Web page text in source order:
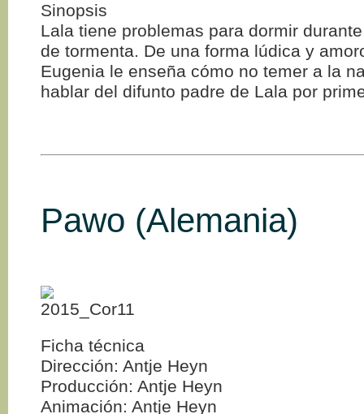
Sinopsis
Lala tiene problemas para dormir
de tormenta. De una forma lúdica y
Eugenia le enseña cómo no temer a la
hablar del difunto padre de Lala por
Pawo (Alemania)
Ficha técnica
Dirección: Antje Heyn
Producción: Antje Heyn
Animación: Antje Heyn